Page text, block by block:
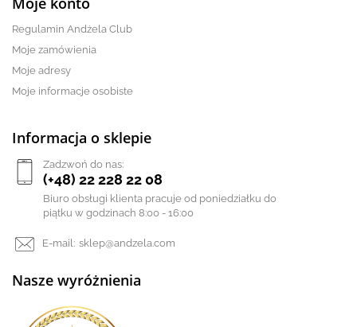
Regulamin Andżela Club
Moje zamówienia
Moje adresy
Moje informacje osobiste
Informacja o sklepie
Zadzwoń do nas:
(+48) 22 228 22 08
Biuro obsługi klienta pracuje od poniedziałku do
piątku w godzinach 8:00 - 16:00
E-mail: sklep@andzela.com
Nasze wyróżnienia